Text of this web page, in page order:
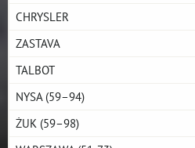
CHRYSLER
ZASTAVA
TALBOT
NYSA (59–94)
ŻUK (59–98)